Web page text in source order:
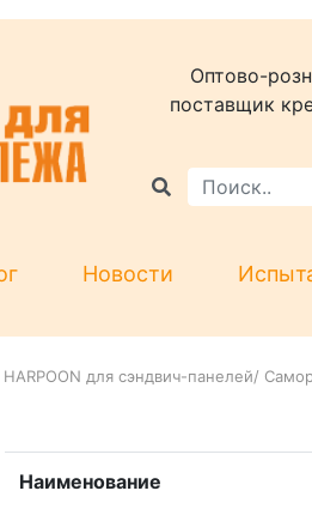
Оптово-
поставщик
Новости
для сэндвич-панелей/
Наименование